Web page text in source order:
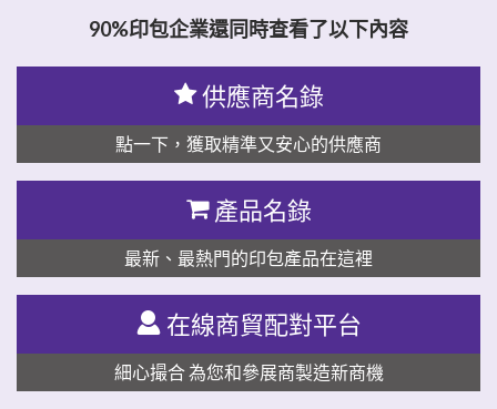
90%印包企業還同時查看了以下內容
供應商名錄
點一下，獲取精準又安心的供應商
產品名錄
最新、最熱門的印包產品在這裡
在線商貿配對平台
細心撮合 為您和參展商製造新商機